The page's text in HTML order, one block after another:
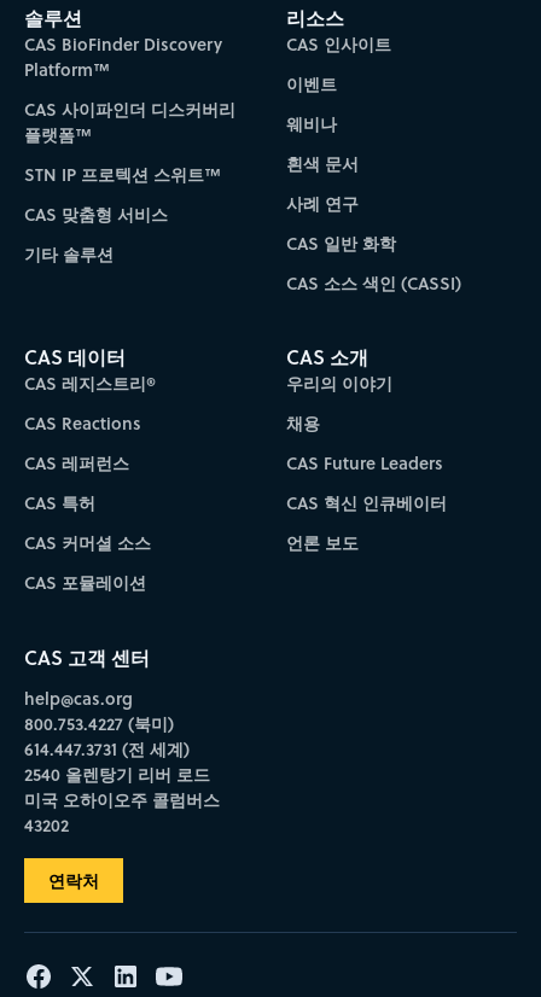
솔루션
CAS BioFinder Discovery
Platform™
CAS 사이파인더 디스커버리
플랫폼™
STN IP 프로텍션 스위트™
CAS 맞춤형 서비스
기타 솔루션
리소스
CAS 인사이트
이벤트
웨비나
흰색 문서
사례 연구
CAS 일반 화학
CAS 소스 색인 (CASSI)
CAS 데이터
CAS 레지스트리®
CAS Reactions
CAS 레퍼런스
CAS 특허
CAS 커머셜 소스
CAS 포뮬레이션
CAS 소개
우리의 이야기
채용
CAS Future Leaders
CAS 혁신 인큐베이터
언론 보도
CAS 고객 센터
help@cas.org
800.753.4227 (북미)
614.447.3731 (전 세계)
2540 올렌탕기 리버 로드
미국 오하이오주 콜럼버스
43202
연락처